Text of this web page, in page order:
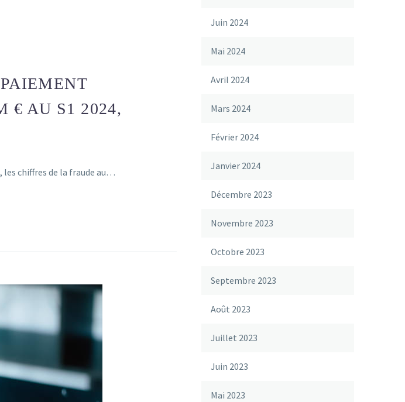
€ AU S1 2024,
les chiffres de la fraude au…
Juin 2024
Mai 2024
Avril 2024
Mars 2024
Février 2024
Janvier 2024
Décembre 2023
Novembre 2023
Octobre 2023
Septembre 2023
Août 2023
Juillet 2023
Juin 2023
Mai 2023